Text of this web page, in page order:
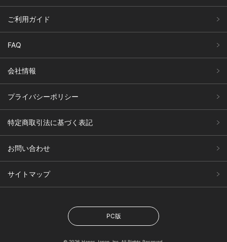
ご利用ガイド
FAQ
会社情報
プライバシーポリシー
特定商取引法に基づく表記
お問い合わせ
サイトマップ
PC版